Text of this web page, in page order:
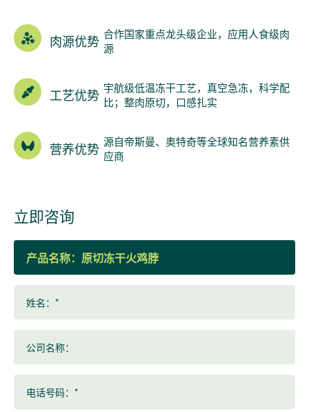
肉源优势 合作国家重点龙头级企业，应用人食级肉
源
工艺优势 宇航级低温冻干工艺，真空急冻，科学配
比；整肉原切，口感扎实
营养优势 源自帝斯曼、奥特奇等全球知名营养素供
应商
立即咨询
产品名称：
姓名：*
公司名称：
电话号码：*